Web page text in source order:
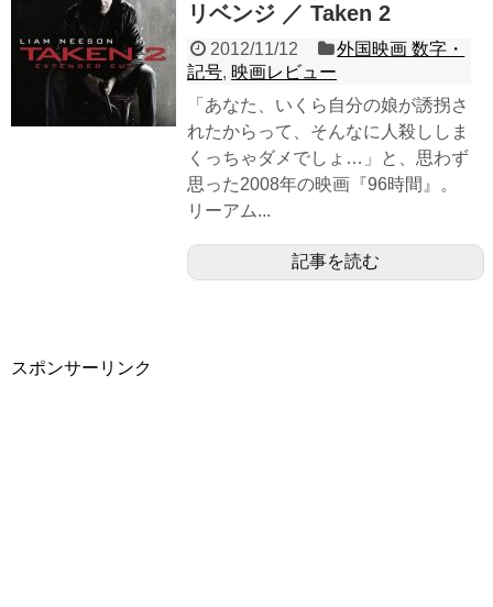
リベンジ ／ Taken 2
2012/11/12
外国映画 数字・
記号, 映画レビュー
「あなた、いくら自分の娘が誘拐さ
れたからって、そんなに人殺ししま
くっちゃダメでしょ…」と、思わず
思った2008年の映画『96時間』。
リーアム...
記事を読む
スポンサーリンク